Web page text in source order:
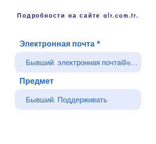
Подробности на сайте alr.com.tr.
Электронная почта
Предмет